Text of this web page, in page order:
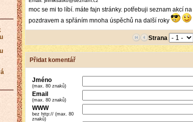
moc se mi to líbí. máte fajn stránky. potřebuji seznam akcí
pozdravem a spřáním mnoha úspěchů na další roky
Strana
Přidat komentář
Jméno
(max. 80 znaků)
Email
(max. 80 znaků)
WWW
bez http:// (max. 80
znaků)